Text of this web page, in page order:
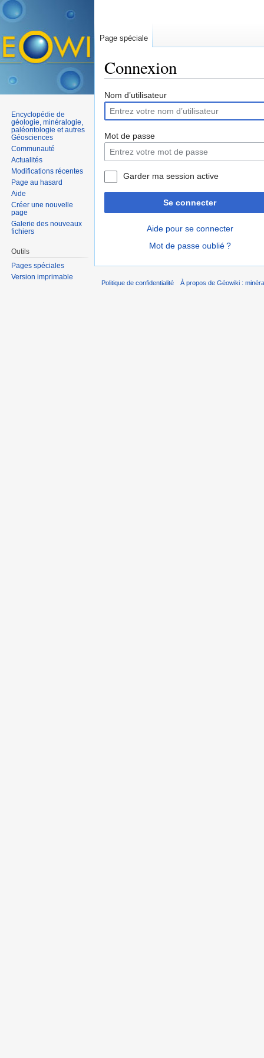
Connexion
Nom d’utilisateur
Mot de passe
Garder ma session active
Se connecter
Aide pour se connecter
Mot de passe oublié ?
Page spéciale
Encyclopédie de
géologie, minéralogie,
paléontologie et autres
Géosciences
Communauté
Actualités
Modifications récentes
Page au hasard
Aide
Créer une nouvelle
page
Galerie des nouveaux
fichiers
Outils
Pages spéciales
Version imprimable
Politique de confidentialité À propos de Géowiki :